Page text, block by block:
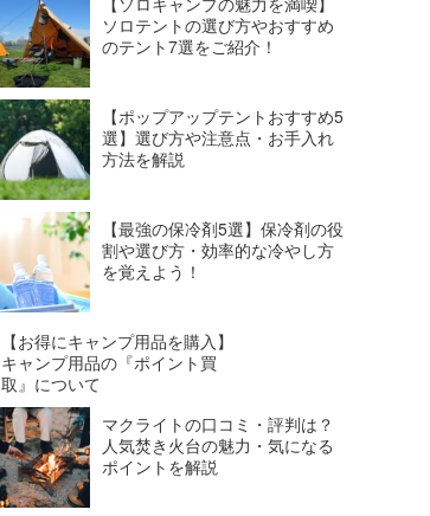
ソロテントの選び方やおすすめ
のテント7選をご紹介！
【ポップアップテントおすすめ5
選】選び方や注意点・お手入れ
方法を解説
【最強の保冷剤5選】保冷剤の役
割や選び方・効率的な冷やし方
を覚えよう！
【お得にキャンプ用品を購入】
キャンプ用品の『ポイント買
取』について
マクライトの口コミ・評判は？
人気焚き火台の魅力・気になる
ポイントを解説